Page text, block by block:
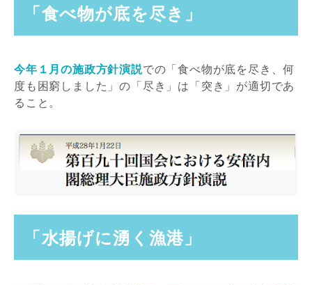
「食べ物が底を尽き」
今年１月の施政方針演説での「食べ物が底を尽き、何
度も困窮しました」の「尽き」は「突き」が適切であ
ること。
「水揚げに湧く漁港」